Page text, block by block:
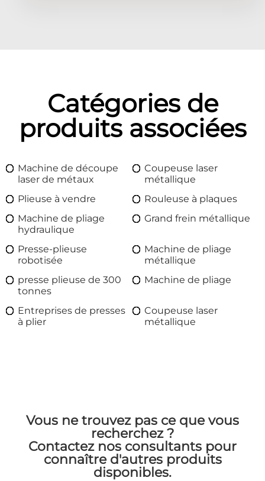
Catégories de
produits associées
Machine de découpe
laser de métaux
Coupeuse laser
métallique
Plieuse à vendre
Rouleuse à plaques
Machine de pliage
hydraulique
Grand frein métallique
Presse-plieuse
robotisée
Machine de pliage
métallique
presse plieuse de 300
tonnes
Machine de pliage
Entreprises de presses
à plier
Coupeuse laser
métallique
Vous ne trouvez pas ce que vous
recherchez ?
Contactez nos consultants pour
connaître d'autres produits
disponibles.